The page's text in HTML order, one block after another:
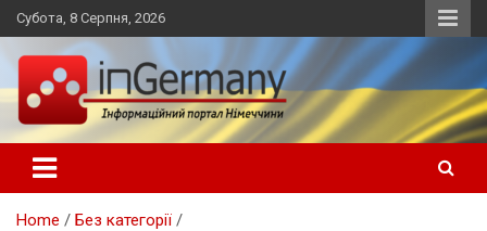
Skip
to
content
Субота, 8 Серпня, 2026
inGermany.net інформаційний
портал в Німеччині
Український інформаційний портал в Німеччині, новини
Німеччини, українці в Німеччині
Home
Без категорії